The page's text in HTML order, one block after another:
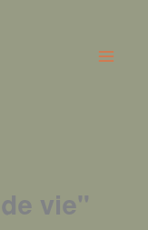
vie"